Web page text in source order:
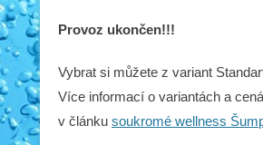
Provoz ukončen!!!
Vybrat si můžete z variant
Více informací o variantách a
v článku soukromé wellness